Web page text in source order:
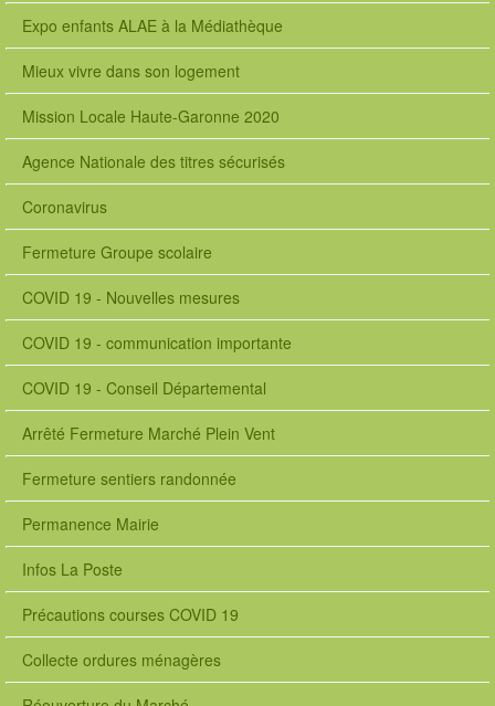
Expo enfants ALAE à la Médiathèque
Mieux vivre dans son logement
Mission Locale Haute-Garonne 2020
Agence Nationale des titres sécurisés
Coronavirus
Fermeture Groupe scolaire
COVID 19 - Nouvelles mesures
COVID 19 - communication importante
COVID 19 - Conseil Départemental
Arrêté Fermeture Marché Plein Vent
Fermeture sentiers randonnée
Permanence Mairie
Infos La Poste
Précautions courses COVID 19
Collecte ordures ménagères